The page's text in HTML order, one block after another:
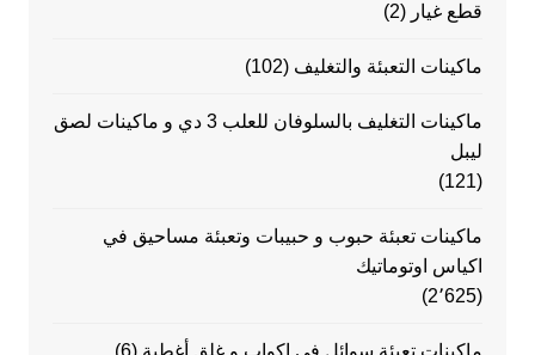
قطع غيار (2)
ماكينات التعبئة والتغليف (102)
ماكينات التغليف بالسلوفان للعلب 3 دي و ماكينات لصق
ليبل
(121)
ماكينات تعبئة حبوب و حبيبات وتعبئة مساحيق في
اكياس اوتوماتيك
(2٬625)